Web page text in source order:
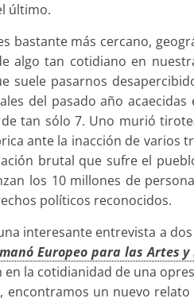
último.
bastante más cercano,
algo tan cotidiano en
suele pasarnos
del pasado año
tan sólo 7. Uno murió
ante la inacción de varios
brutal que sufre el
los 10 millones de
políticos reconocidos.
interesante entrevista a
Europeo para las Artes
la cotidianidad de una
encontramos un nuevo